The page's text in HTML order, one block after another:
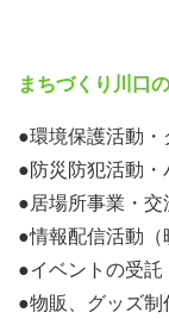
まちづくり川口
●環境保護活動・
●防災防犯活動・
●居場所事業・交
●情報配信活動（
●イベントの受託
●物販、グッズ制